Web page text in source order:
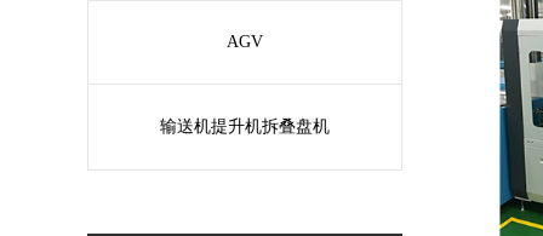
AGV
输送机提升机拆叠盘机